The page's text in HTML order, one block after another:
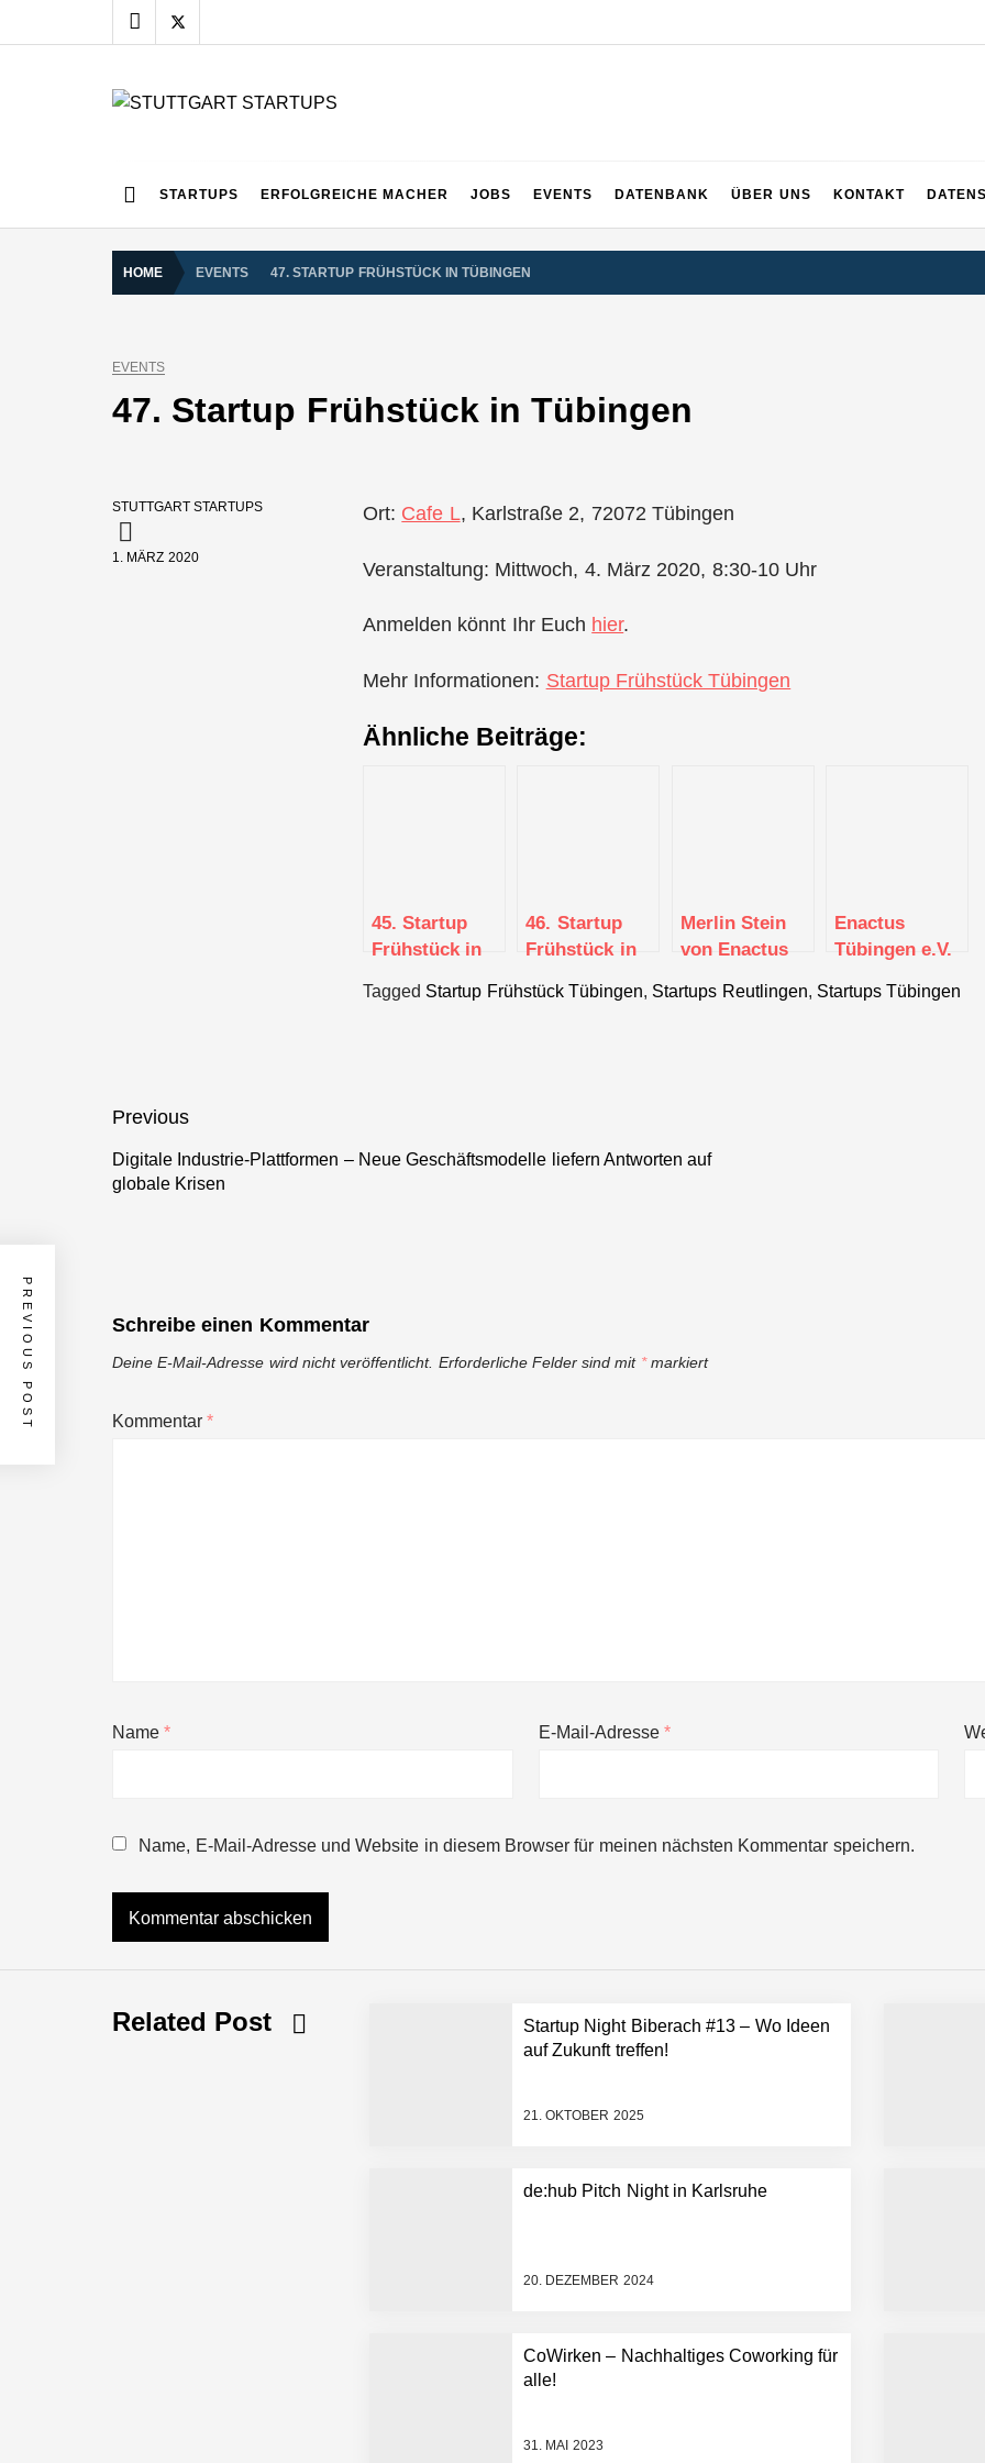
to
STARTUPS ERFOLGREICHE MACHER JOBS EVENTS DATENBANK ÜBER UNS KONTAKT
HOME EVENTS 47. STARTUP FRÜHSTÜCK IN TÜBINGEN
EVENTS
47. Startup Frühstück in Tübingen
STUTTGART STARTUPS
1. MÄRZ 2020
Ort: Cafe L, Karlstraße 2, 72072 Tübingen
Veranstaltung: Mittwoch, 4. März 2020, 8:30-10 Uhr
Anmelden könnt Ihr Euch hier.
Mehr Informationen: Startup Frühstück Tübingen
Ähnliche Beiträge:
45. Startup
Frühstück in
46. Startup
Frühstück in
Merlin Stein
von Enactus
Enactus
Tübingen e.V.
weltweiten
Tagged Startup Frühstück Tübingen, Startups Reutlingen, Startups Tübingen
Beitragsnavigation
Previous
Previous
post:
Digitale Industrie-Plattformen – Neue Geschäftsmodelle liefern Antworten auf
globale Krisen
PREVIOUS POST Schreibe einen Kommentar
Deine E-Mail-Adresse wird nicht veröffentlicht. Erforderliche Felder sind mit *markiert
Kommentar*
Name* E-Mail-Adresse *
Name, E-Mail-Adresse und Website in diesem Browser für meinen nächsten Kommentar speichern.
Related Post
Startup Night Biberach #13 – Wo Ideen
auf Zukunft treffen!
21. OKTOBER 2025
de:hub Pitch Night in Karlsruhe
20. DEZEMBER 2024
CoWirken – Nachhaltiges Coworking für
alle!
31. MAI 2023
Simulationsdienstleistung in Minuten statt Wochen: FiniteNow ermöglicht sofortige Angebotskalkulation für